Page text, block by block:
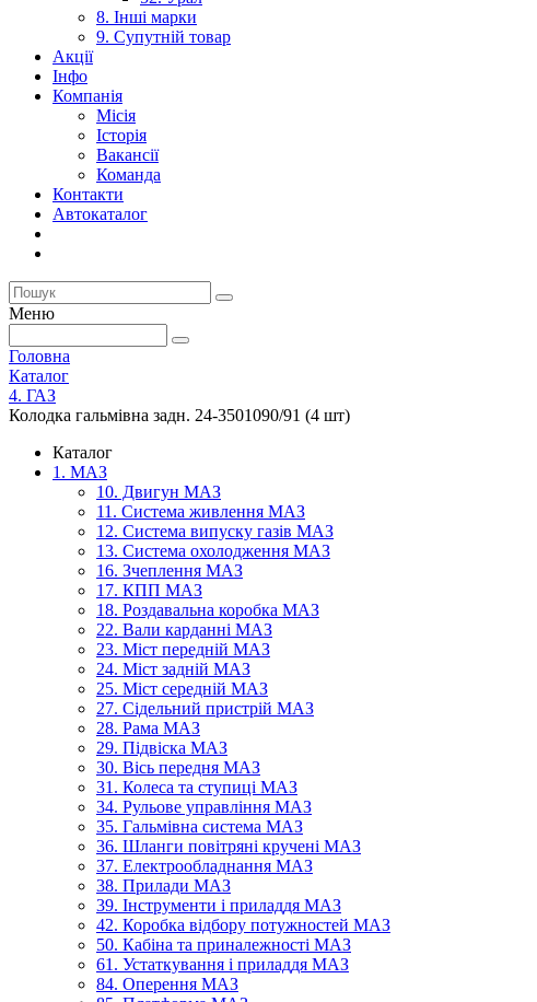
8. Інші марки
9. Супутній товар
Акції
Інфо
Компанія
Місія
Історія
Вакансії
Команда
Контакти
Автокаталог
Меню
Головна
Каталог
4. ГАЗ
Колодка гальмівна задн. 24-3501090/91 (4 шт)
Каталог
1. МАЗ
10. Двигун МАЗ
11. Система живлення МАЗ
12. Система випуску газів МАЗ
13. Система охолодження МАЗ
16. Зчеплення МАЗ
17. КПП МАЗ
18. Роздавальна коробка МАЗ
22. Вали карданні МАЗ
23. Міст передній МАЗ
24. Міст задній МАЗ
25. Міст середній МАЗ
27. Сідельний пристрій МАЗ
28. Рама МАЗ
29. Підвіска МАЗ
30. Вісь передня МАЗ
31. Колеса та ступиці МАЗ
34. Рульове управління МАЗ
35. Гальмівна система МАЗ
36. Шланги повітряні кручені МАЗ
37. Електрообладнання МАЗ
38. Прилади МАЗ
39. Інструменти і приладдя МАЗ
42. Коробка відбору потужностей МАЗ
50. Кабіна та приналежності МАЗ
61. Устаткування і приладдя МАЗ
84. Оперення МАЗ